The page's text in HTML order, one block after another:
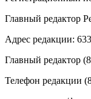
Главный редактор
Адрес редакции:
Главный редактор
Телефон редакции